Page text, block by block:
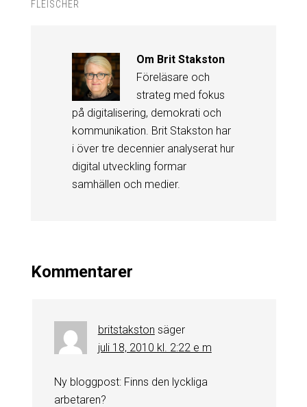
FLEISCHER
Om Brit Stakston
Föreläsare och
strateg med fokus
på digitalisering, demokrati och
kommunikation. Brit Stakston har
i över tre decennier analyserat hur
digital utveckling formar
samhällen och medier.
Kommentarer
britstakston säger
juli 18, 2010 kl. 2:22 e m
Ny bloggpost: Finns den lyckliga
arbetaren?